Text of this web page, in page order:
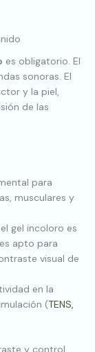
es obligatorio. El
sonoras. El
y la piel,
de las
para
musculares y
gel incoloro es
apto para
visual de
en la
(TENS,
y control